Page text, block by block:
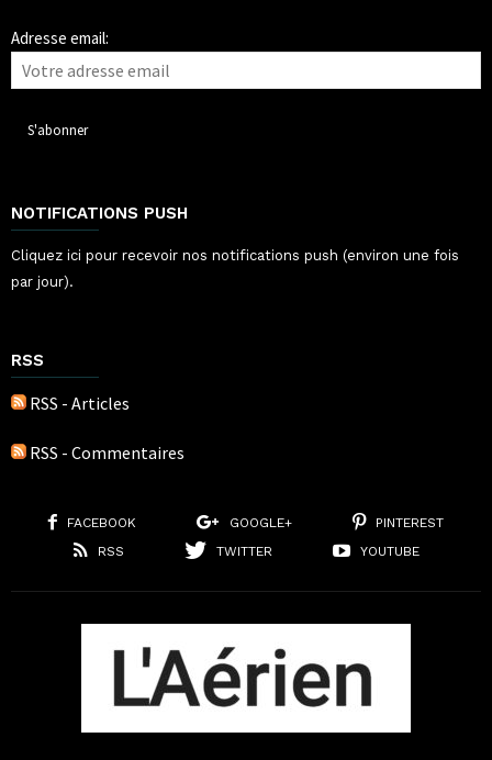
Adresse email:
NOTIFICATIONS PUSH
Cliquez ici pour recevoir nos notifications push (environ une fois
par jour).
RSS
RSS - Articles
RSS - Commentaires
FACEBOOK GOOGLE+
PINTEREST
RSS
TWITTER YOUTUBE